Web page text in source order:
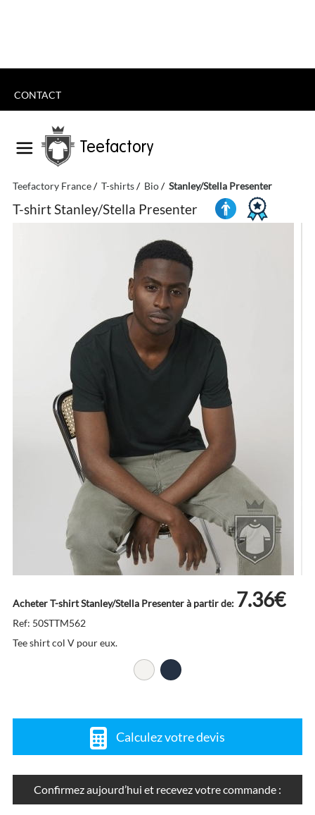
CONTACT
Teefactory
Teefactory France T-shirts Bio Stanley/Stella Presenter
T-shirt Stanley/Stella Presenter
Acheter T-shirt Stanley/Stella Presenter à partir de: 7.36€
Ref: 50STTM562
Tee shirt col V pour eux.
Calculez votre devis
Confirmez aujourd’hui et recevez votre commande :